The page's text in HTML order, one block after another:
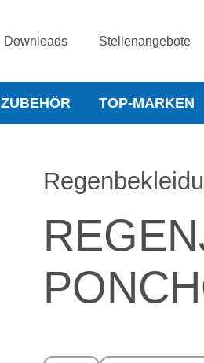
Downloads Stellenangebote
ZUBEHÖR TOP-MARKEN